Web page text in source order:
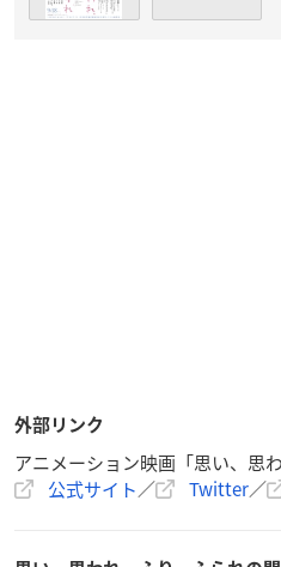
外部リンク
アニメーション映画「思い、思
公式サイト／ Twitter／